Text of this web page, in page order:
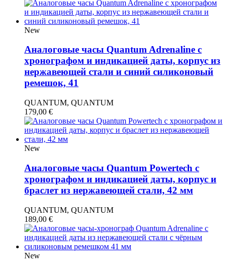
New
Аналоговые часы Quantum Adrenaline с
хронографом и индикацией даты, корпус из
нержавеющей стали и синий силиконовый
ремешок, 41
QUANTUM, QUANTUM
179,00 €
New
Аналоговые часы Quantum Powertech с
хронографом и индикацией даты, корпус и
браслет из нержавеющей стали, 42 мм
QUANTUM, QUANTUM
189,00 €
New